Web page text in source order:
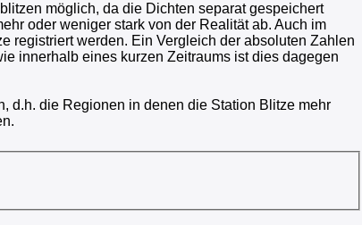
möglich, da die Dichten separat gespeichert
oder weniger stark von der Realität ab. Auch im
registriert werden. Ein Vergleich der absoluten Zahlen
innerhalb eines kurzen Zeitraums ist dies dagegen
d.h. die Regionen in denen die Station Blitze mehr